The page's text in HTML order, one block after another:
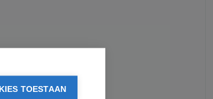
TOESTAAN